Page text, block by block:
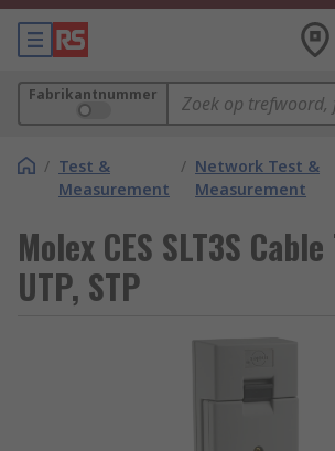
Fabrikantnummer
/ Test &
Measurement
/ Network Test &
Measurement
Molex CES SLT3S
UTP, STP